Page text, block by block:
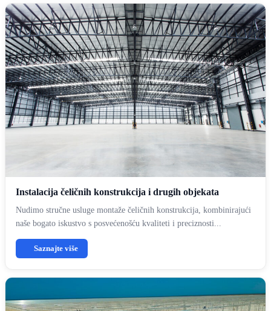
Instalacija čeličnih konstrukcija i drugih objekata
Nudimo stručne usluge montaže čeličnih konstrukcija, kombinirajući
naše bogato iskustvo s posvećenošću kvaliteti i preciznosti...
Saznajte više